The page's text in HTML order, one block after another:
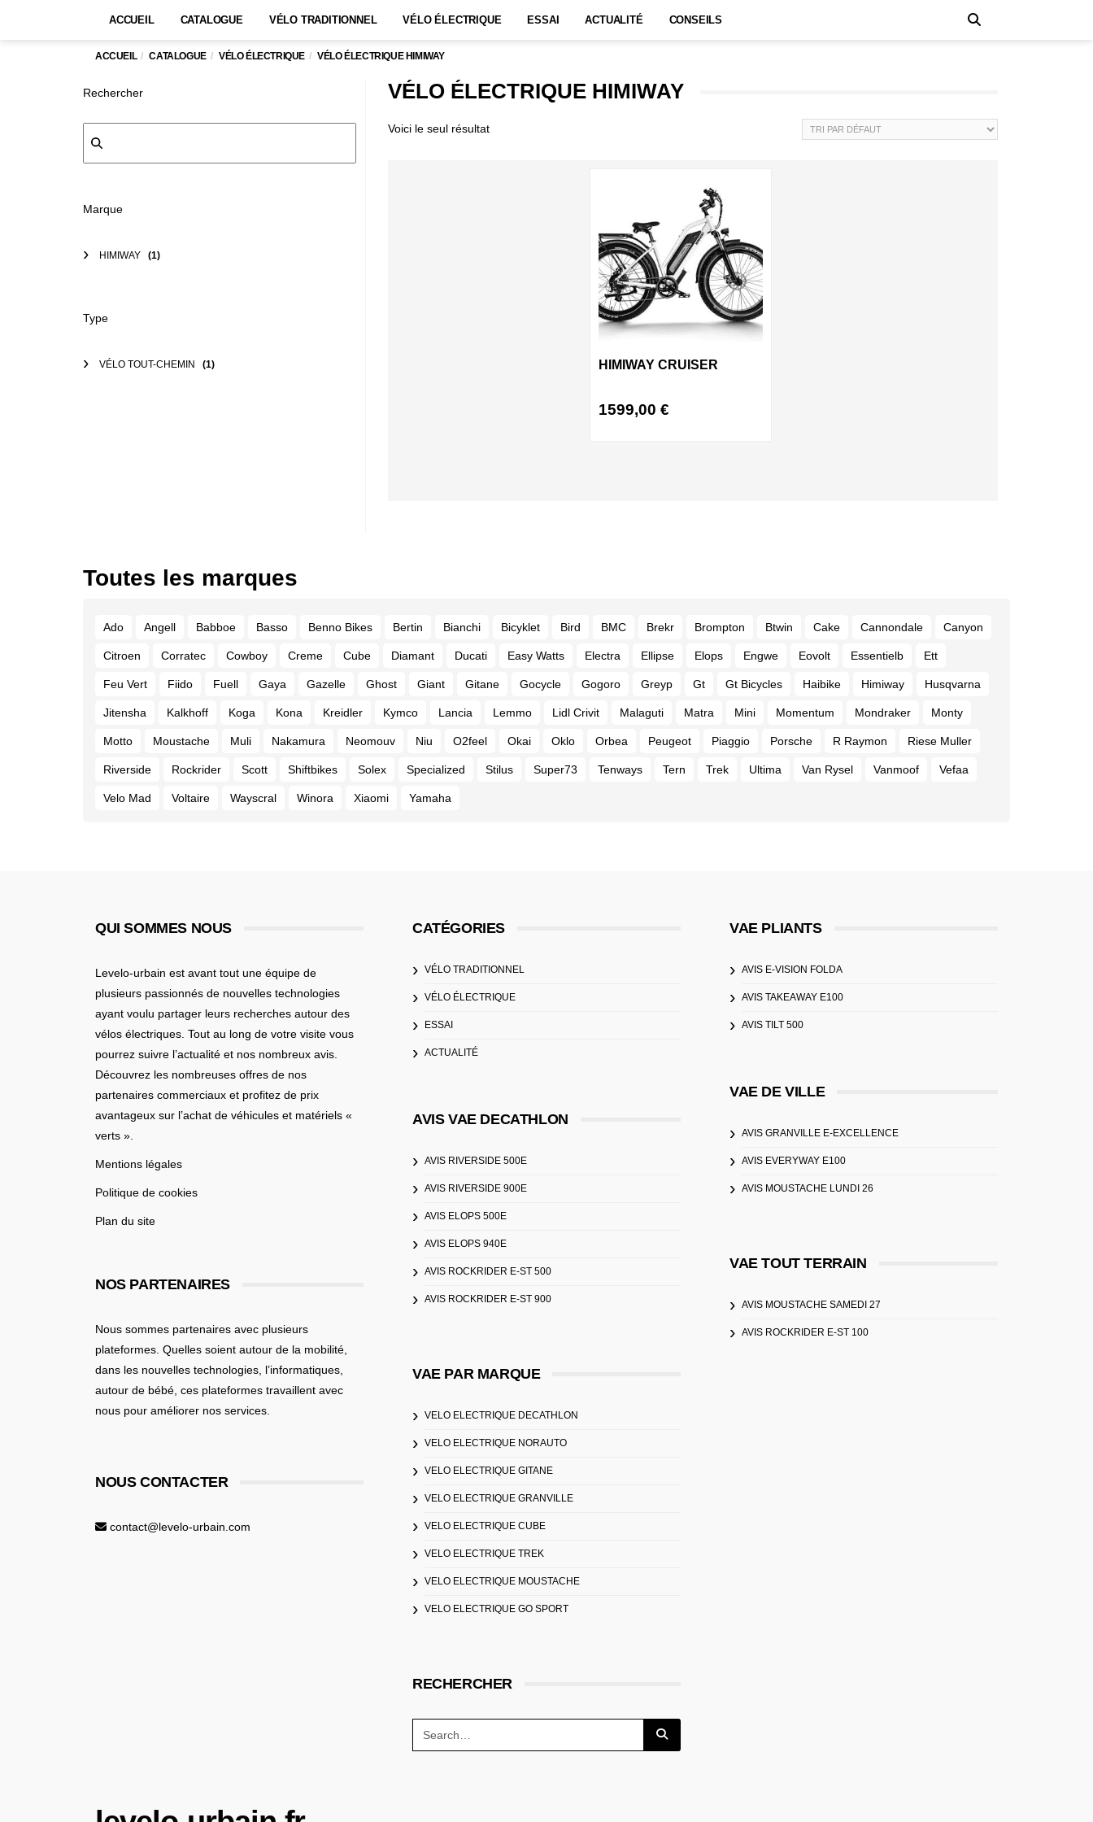
ACCUEIL CATALOGUE VÉLO TRADITIONNEL VÉLO ÉLECTRIQUE ESSAI ACTUALITÉ CONSEILS
ACCUEIL CATALOGUE VÉLO ÉLECTRIQUE VÉLO ÉLECTRIQUE HIMIWAY
VÉLO ÉLECTRIQUE HIMIWAY
Voici le seul résultat
HIMIWAY CRUISER
1599,00€
Rechercher
Marque
HIMIWAY (1)
Type
VÉLO TOUT-CHEMIN (1)
Toutes les marques
Ado Angell Babboe Basso Benno Bikes Bertin Bianchi Bicyklet Bird BMC Brekr Brompton Btwin Cake Cannondale Canyon
Citroen Corratec Cowboy Creme Cube Diamant Ducati Easy Watts Electra Ellipse Elops Engwe Eovolt Essentielb Ett
Feu Vert Fiido Fuell Gaya Gazelle Ghost Giant Gitane Gocycle Gogoro Greyp Gt Gt Bicycles Haibike Himiway Husqvarna
Jitensha Kalkhoff Koga Kona Kreidler Kymco Lancia Lemmo Lidl Crivit Malaguti Matra Mini Momentum Mondraker Monty
Motto Moustache Muli Nakamura Neomouv Niu O2feel Okai Oklo Orbea Peugeot Piaggio Porsche R Raymon Riese Muller
Riverside Rockrider Scott Shiftbikes Solex Specialized Stilus Super73 Tenways Tern Trek Ultima Van Rysel Vanmoof Vefaa
Velo Mad Voltaire Wayscral Winora Xiaomi Yamaha
QUI SOMMES NOUS
Levelo-urbain est avant tout une équipe de
plusieurs passionnés de nouvelles technologies
ayant voulu partager leurs recherches autour des
vélos électriques. Tout au long de votre visite vous
pourrez suivre l’actualité et nos nombreux avis.
Découvrez les nombreuses offres de nos
partenaires commerciaux et profitez de prix
avantageux sur l’achat de véhicules et matériels «
verts ».
Mentions légales
Politique de cookies
Plan du site
NOS PARTENAIRES
Nous sommes partenaires avec plusieurs
plateformes. Quelles soient autour de la mobilité
dans les nouvelles technologies, l’informatiques,
autour de bébé , ces plateformes travaillent avec
nous pour améliorer nos services.
NOUS CONTACTER
contact@levelo-urbain.com
CATÉGORIES
VÉLO TRADITIONNEL
VÉLO ÉLECTRIQUE
ESSAI
ACTUALITÉ
AVIS VAE DECATHLON
AVIS RIVERSIDE 500E
AVIS RIVERSIDE 900E
AVIS ELOPS 500E
AVIS ELOPS 940E
AVIS ROCKRIDER E-ST 500
AVIS ROCKRIDER E-ST 900
VAE PAR MARQUE
VELO ELECTRIQUE DECATHLON
VELO ELECTRIQUE NORAUTO
VELO ELECTRIQUE GITANE
VELO ELECTRIQUE GRANVILLE
VELO ELECTRIQUE CUBE
VELO ELECTRIQUE TREK
VELO ELECTRIQUE MOUSTACHE
VELO ELECTRIQUE GO SPORT
RECHERCHER
VAE PLIANTS
AVIS E-VISION FOLDA
AVIS TAKEAWAY E100
AVIS TILT 500
VAE DE VILLE
AVIS GRANVILLE E-EXCELLENCE
AVIS EVERYWAY E100
AVIS MOUSTACHE LUNDI 26
VAE TOUT TERRAIN
AVIS MOUSTACHE SAMEDI 27
AVIS ROCKRIDER E-ST 100